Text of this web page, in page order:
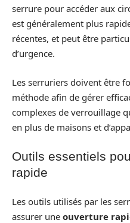
serrure pour accéder aux
est généralement plus
récentes, et peut être
d’urgence.
Les serruriers doivent être
méthode afin de gérer
complexes de verrouillage
en plus de maisons et
Outils essentiels
rapide
Les outils utilisés par les
assurer une ouverture